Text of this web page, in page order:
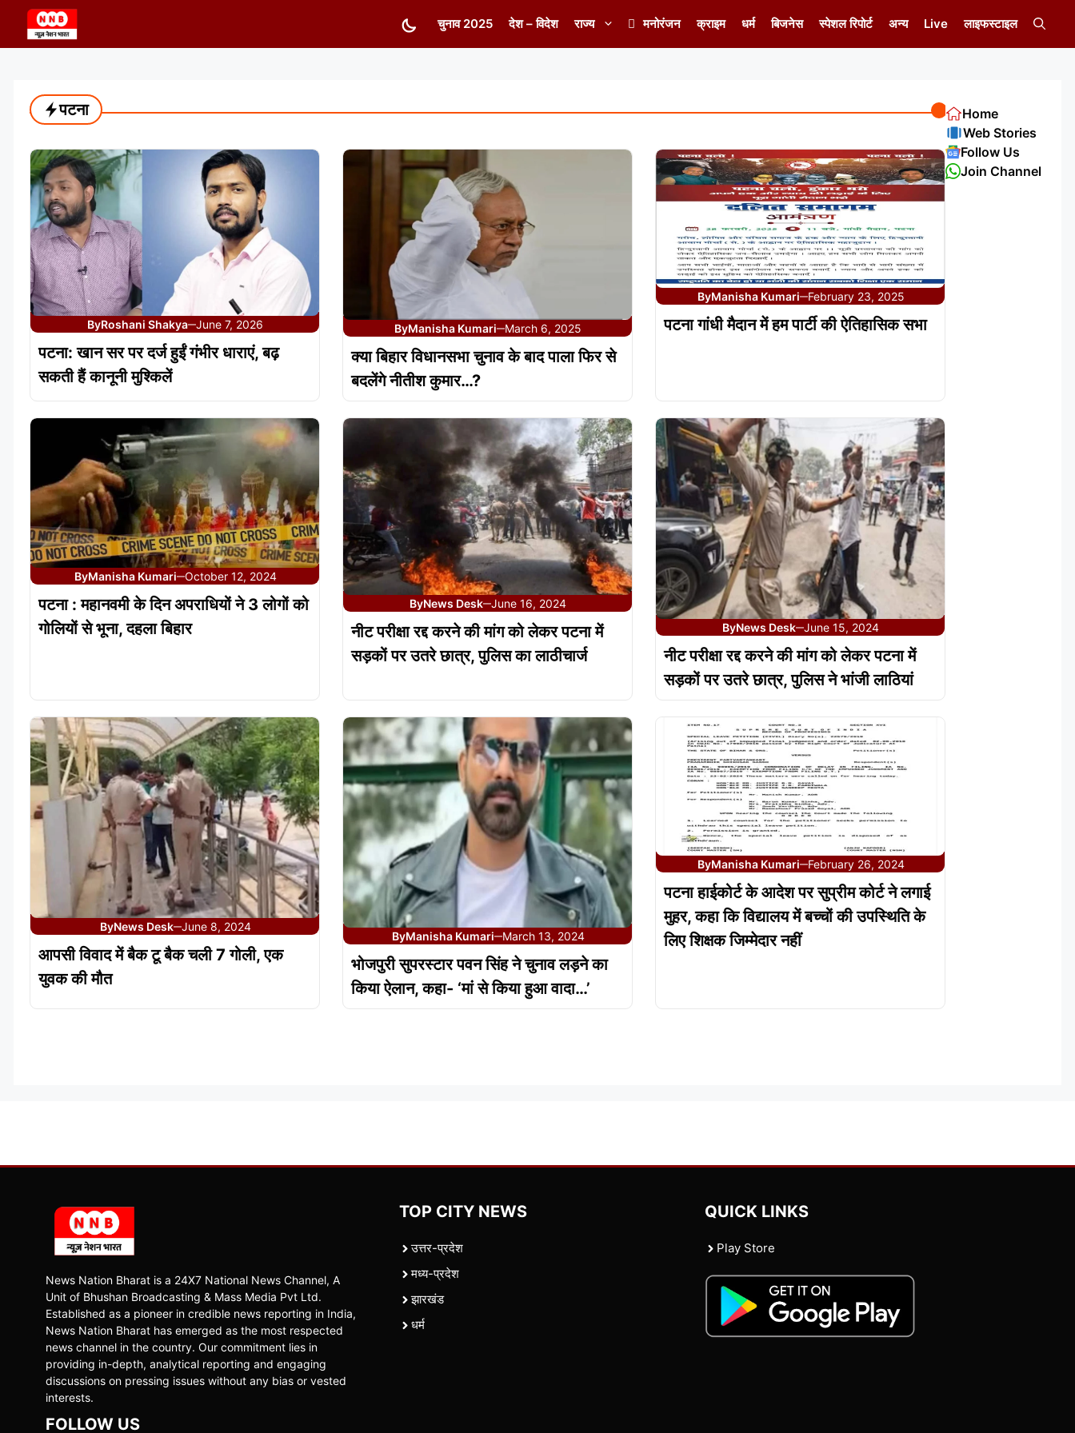
content
चुनाव 2025 देश – विदेश राज्य मनोरंजन क्राइम धर्म बिजनेस स्पेशल रिपोर्ट अन्य Live लाइफस्टाइल
पटना
ByRoshani Shakya—June 7, 2026
पटना: खान सर पर दर्ज हुईं गंभीर धाराएं, बढ़
सकती हैं कानूनी मुश्किलें
ByManisha Kumari—March 6, 2025
क्या बिहार विधानसभा चुनाव के बाद पाला फिर से
बदलेंगे नीतीश कुमार…?
ByManisha Kumari—February 23, 2025
पटना गांधी मैदान में हम पार्टी की ऐतिहासिक सभा
ByManisha Kumari—October 12, 2024
पटना : महानवमी के दिन अपराधियों ने 3 लोगों को
गोलियों से भूना, दहला बिहार
ByNews Desk—June 16, 2024
नीट परीक्षा रद्द करने की मांग को लेकर पटना में
सड़कों पर उतरे छात्र, पुलिस का लाठीचार्ज
ByNews Desk—June 15, 2024
नीट परीक्षा रद्द करने की मांग को लेकर पटना में
सड़कों पर उतरे छात्र, पुलिस ने भांजी लाठियां
ByNews Desk—June 8, 2024
आपसी विवाद में बैक टू बैक चली 7 गोली, एक
युवक की मौत
ByManisha Kumari—March 13, 2024
भोजपुरी सुपरस्टार पवन सिंह ने चुनाव लड़ने का
किया ऐलान, कहा- ‘मां से किया हुआ वादा…’
ByManisha Kumari—February 26, 2024
पटना हाईकोर्ट के आदेश पर सुप्रीम कोर्ट ने लगाई
मुहर, कहा कि विद्यालय में बच्चों की उपस्थिति के
लिए शिक्षक जिम्मेदार नहीं
Home
Web Stories
Follow Us
Join Channel
News Nation Bharat is a 24X7 National News Channel, A
Unit of Bhushan Broadcasting & Mass Media Pvt Ltd.
Established as a pioneer in credible news reporting in India,
News Nation Bharat has emerged as the most respected
news channel in the country. Our commitment lies in
providing in-depth, analytical reporting and engaging
discussions on pressing issues without any bias or vested
interests.
FOLLOW US
TOP CITY NEWS
उत्तर-प्रदेश
मध्य-प्रदेश
झारखंड
धर्म
QUICK LINKS
Play Store